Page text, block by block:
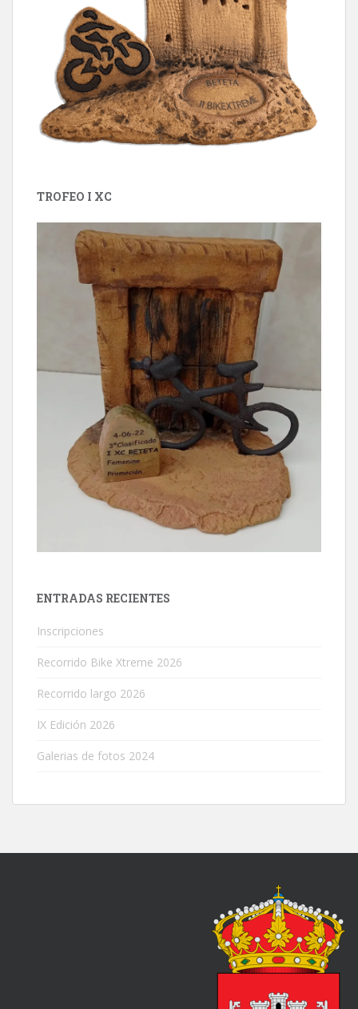
TROFEO I XC
ENTRADAS RECIENTES
Inscripciones
Recorrido Bike Xtreme 2026
Recorrido largo 2026
IX Edición 2026
Galerias de fotos 2024